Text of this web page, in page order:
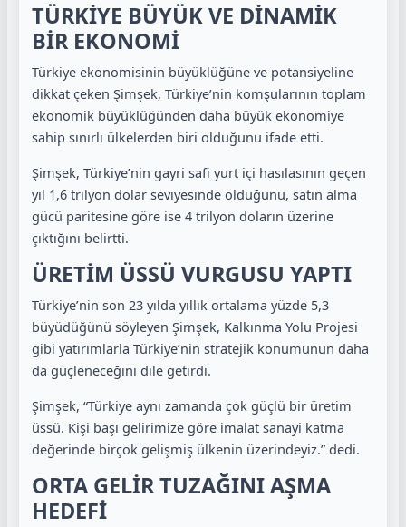
TÜRKİYE BÜYÜK VE DİNAMİK
BİR EKONOMİ
Türkiye ekonomisinin büyüklüğüne ve potansiyeline
dikkat çeken Şimşek, Türkiye’nin komşularının toplam
ekonomik büyüklüğünden daha büyük ekonomiye
sahip sınırlı ülkelerden biri olduğunu ifade etti.
Şimşek, Türkiye’nin gayri safi yurt içi hasılasının geçen
yıl 1,6 trilyon dolar seviyesinde olduğunu, satın alma
gücü paritesine göre ise 4 trilyon doların üzerine
çıktığını belirtti.
ÜRETİM ÜSSÜ VURGUSU YAPTI
Türkiye’nin son 23 yılda yıllık ortalama yüzde 5,3
büyüdüğünü söyleyen Şimşek, Kalkınma Yolu Projesi
gibi yatırımlarla Türkiye’nin stratejik konumunun daha
da güçleneceğini dile getirdi.
Şimşek, “Türkiye aynı zamanda çok güçlü bir üretim
üssü. Kişi başı gelirimize göre imalat sanayi katma
değerinde birçok gelişmiş ülkenin üzerindeyiz.” dedi.
ORTA GELİR TUZAĞINI AŞMA
HEDEFİ